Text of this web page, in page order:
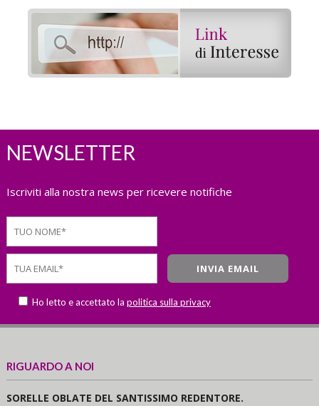
NEWSLETTER
Iscriviti alla nostra news per ricevere notifiche
Ho letto e accettato la politica sulla privacy
RIGUARDO A NOI
SORELLE OBLATE DEL SANTISSIMO REDENTORE.